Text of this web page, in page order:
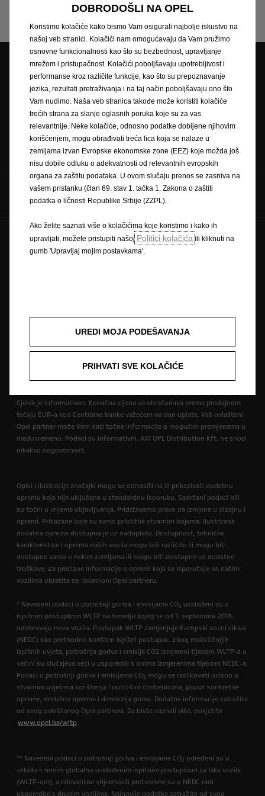
Pretraga partnera
Zatražite ponudu Zatražite testnu
vožnju
Naručivanje na
servis
Newsletter Cjenici
Pratite nas na
Zaštitni znak i autorska prava
Pravilnik o zaštiti privatnosti
Pravilnik o kolačićima
Cijene su iskazane prema prodajnom tečaju kod Centralne banke BIH od
Cjenik je informativan. Konačna cijena se obračunava prema prodajnom
tečaju EUR-a kod Centralne banke važećem na dan uplate. Vaš ovlašteni
Opel partner može Vam dati točne informacije o mogućim promjenama u
međuvremenu. Podaci su informativni. AW OPL Distribution Kft. ne snosi
nikakvu odgovornost.
Opisi i ilustracije značajki mogu se odnositi na ili prikazivati dodatnu
opremu koja nije uključena u standardnu isporuku. Sadržani podaci bili
su točni u vrijeme objavljivanja. Pridržavamo pravo na izmjene u dizajnu i
opremi. Prikazane boje su samo približne stvarnim bojama. Ilustrirana
dodatna oprema dostupna je uz nadoplatu. Dostupnost, tehničke
karakteristike i oprema naših vozila mogu biti različite ili mogu biti
dostupne samo u nekim zemljama ili mogu biti dostupne uz dodatne
troškove. Za precizne informacije o opremi koja se isporučuje na našim
vozilima obratite se lokalnom Opel partneru.
* Navedeni podaci o potrošnji goriva i emisijama CO2 usklađeni su s
ispitnim postupkom WLTP na temelju kojeg se od 1. septembra 2018.
odobravaju nova vozila. Postupak WLTP zamjenjuje Europski vozni ciklus
(NEDC) kao prethodno korišten ispitni postupak. Zbog realističnijih
ispitnih uvjeta, potrošnja goriva i emisije CO2 izmjereni tijekom WLTP-a u
većini su slučajeva veći u usporedbi s onima izmjerenima tijekom NEDC-a.
Podaci o potrošnji goriva i emisijama CO2 mogu se razlikovati ovisno o
stvarnim uvjetima korištenja i različitim čimbenicima, poput konkretne
opreme, dodatne opreme i dimenzija guma. Dodatne informacije zatražite
od svog ovlaštenog Opel partnera. Da biste saznali više, posjetite
www.opel.ba/wltp .
** Navedeni podaci o potrošnji goriva i emisijama CO2 određeni su u
skladu s novim globalno usklađenim ispitnim postupkom za laka vozila
(WLTP-om), a relevantne vrijednosti pretvorene su u NEDC radi
usporedbe s drugim vozilima. Najnovije podatke zatražite od svog
DOBRODOŠLI NA OPEL
Koristimo kolačiće kako bismo Vam osigurali najbolje iskustvo na
našoj veb stranici. Kolačići nam omogućavaju da Vam pružimo
osnovne funkcionalnosti kao što su bezbednost, upravljanje
mrežom i pristupačnost. Kolačići poboljšavaju upotrebljivost i
performanse kroz različite funkcije, kao što su prepoznavanje
jezika, rezultati pretraživanja i na taj način poboljšavaju ono što
Vam nudimo. Naša veb stranica takođe može koristiti kolačiće
trećih strana za slanje oglasnih poruka koje su za vas
relevantnije. Neke kolačiće, odnosno podatke dobijene njihovim
korišćenjem, mogu obrađivati treća lica koja se nalaze u
zemljama izvan Evropske ekonomske zone (EEZ) koje možda još
nisu dobile odluku o adekvatnosti od relevantnih evropskih
organa za zaštitu podataka. U ovom slučaju prenos se zasniva na
vašem pristanku (član 69. stav 1. tačka 1. Zakona o zaštiti
podatka o ličnosti Republike Srbije (ZZPL).
Ako želite saznati više o kolačićima koje koristimo i kako ih
upravljati, možete pristupiti našoj Politici kolačića ili kliknuti na
gumb 'Upravljaj mojim postavkama'.
UREDI MOJA PODEŠAVANJA
PRIHVATI SVE KOLAČIĆE